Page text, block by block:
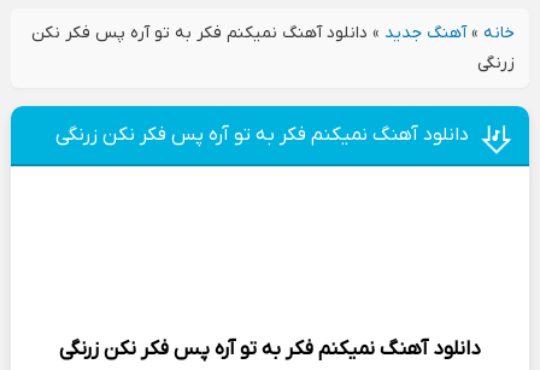
خانه»آهنگ جدید » دانلود آهنگ نمیکنم فکر به تو آره پس فکر نکن
زرنگی
دانلود آهنگ نمیکنم فکر به تو آره پس فکر نکن زرنگی
دانلود آهنگنمیکنم فکر به تو آره پس فکر نکن زرنگی